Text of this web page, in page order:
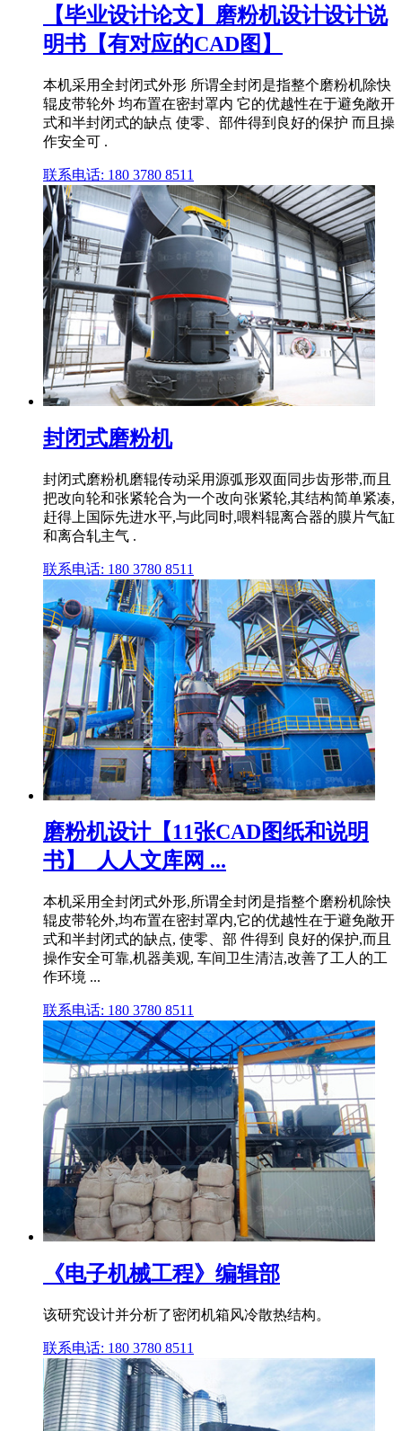
【毕业设计论文】磨粉机设计设计说
明书【有对应的CAD图】
本机采用全封闭式外形 所谓全封闭是指整个磨粉机除快
辊皮带轮外 均布置在密封罩内 它的优越性在于避免敞开
式和半封闭式的缺点 使零、部件得到良好的保护 而且操
作安全可 .
联系电话: 180 3780 8511
封闭式磨粉机
封闭式磨粉机磨辊传动采用源弧形双面同步齿形带,而且
把改向轮和张紧轮合为一个改向张紧轮,其结构简单紧凑,
赶得上国际先进水平,与此同时,喂料辊离合器的膜片气缸
和离合轧主气 .
联系电话: 180 3780 8511
磨粉机设计【11张CAD图纸和说明
书】_人人文库网 ...
本机采用全封闭式外形,所谓全封闭是指整个磨粉机除快
辊皮带轮外,均布置在密封罩内,它的优越性在于避免敞开
式和半封闭式的缺点, 使零、部 件得到 良好的保护,而且
操作安全可靠,机器美观, 车间卫生清洁,改善了工人的工
作环境 ...
联系电话: 180 3780 8511
《电子机械工程》编辑部
该研究设计并分析了密闭机箱风冷散热结构。
联系电话: 180 3780 8511